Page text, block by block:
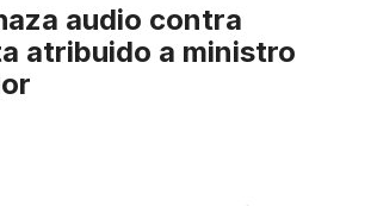
audio contra
atribuido a ministro